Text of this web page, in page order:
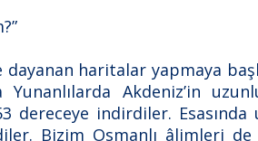
dayanan haritalar yapmaya
Akdeniz’in
indirdiler. Esasında
Bizim Osmanlı âlimleri de